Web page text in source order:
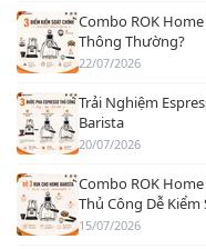
Combo ROK
Thông Thường?
22/07/2026
Trải Nghiệm
Barista
20/07/2026
Combo ROK
Thủ Công Dễ Kiểm
15/07/2026